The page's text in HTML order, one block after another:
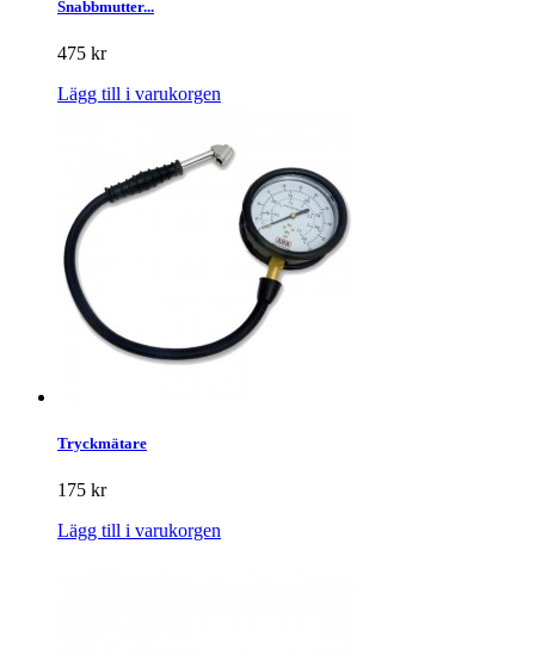
Snabbmutter...
475 kr
Lägg till i varukorgen
Tryckmätare
175 kr
Lägg till i varukorgen